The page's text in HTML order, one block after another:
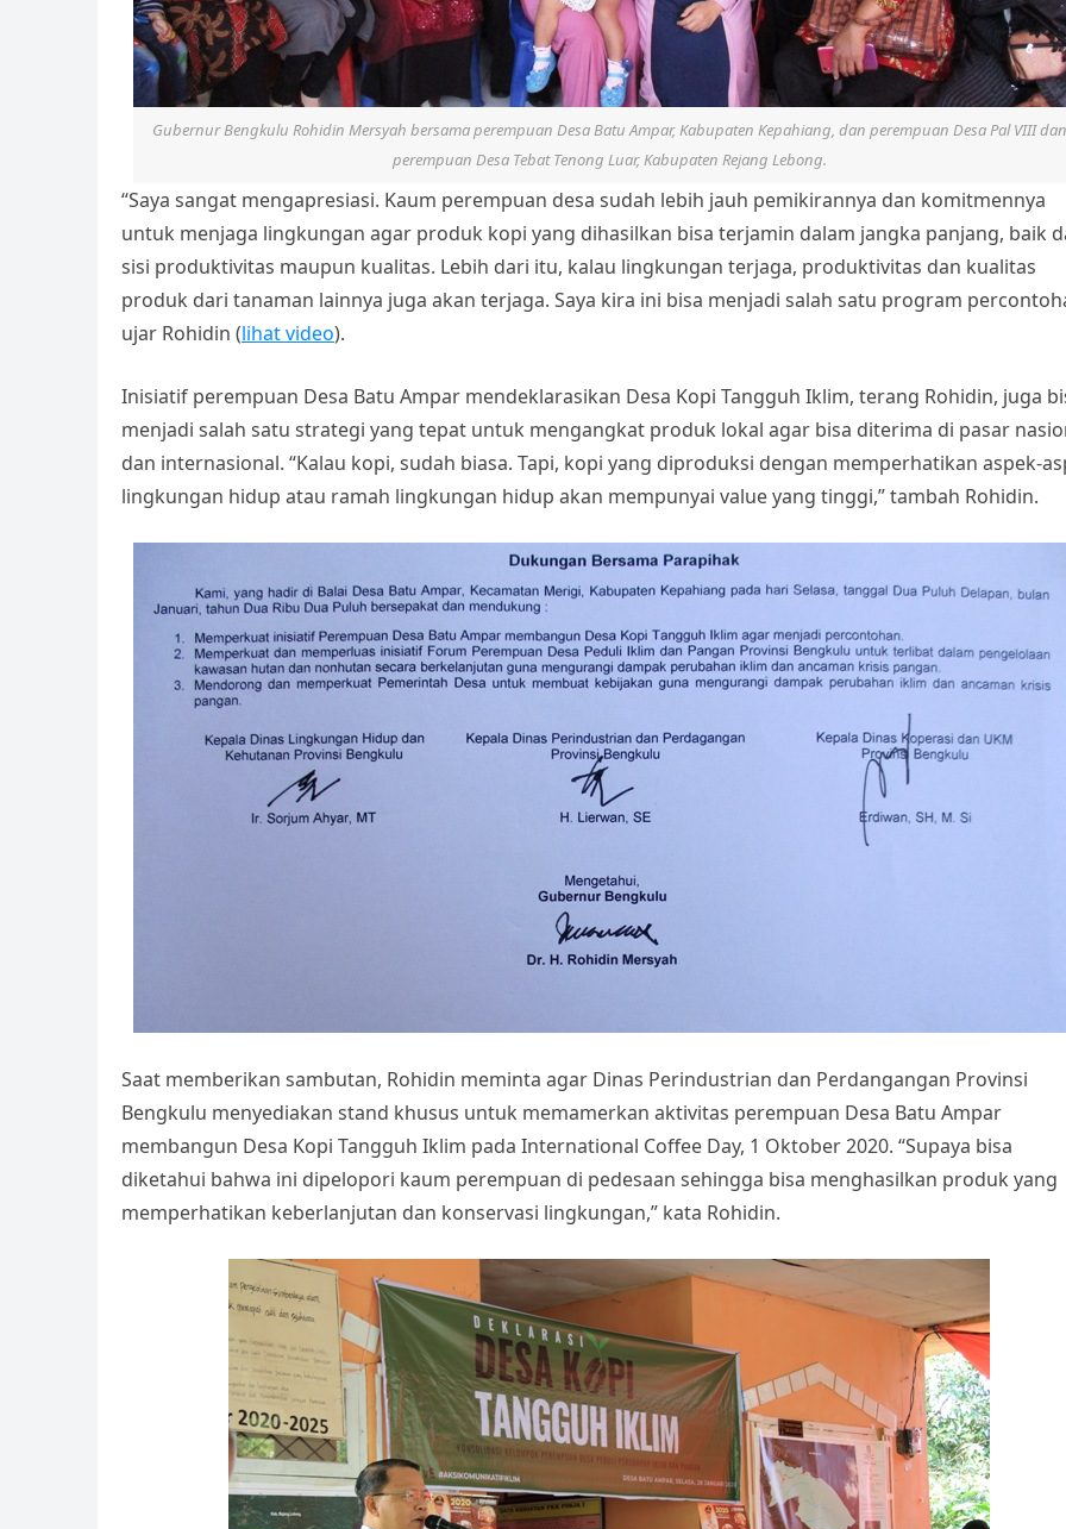
Gubernur Bengkulu Rohidin Mersyah bersama perempuan Desa Batu Ampar, Kabupaten Kepahiang, dan perempuan Desa Pal VIII dan
perempuan Desa Tebat Tenong Luar, Kabupaten Rejang Lebong.
“Saya sangat mengapresiasi. Kaum perempuan desa sudah lebih jauh pemikirannya dan komitmennya
untuk menjaga lingkungan agar produk kopi yang dihasilkan bisa terjamin dalam jangka panjang, baik
sisi produktivitas maupun kualitas. Lebih dari itu, kalau lingkungan terjaga, produktivitas dan kualitas
produk dari tanaman lainnya juga akan terjaga. Saya kira ini bisa menjadi salah satu program
ujar Rohidin (lihat video).
Inisiatif perempuan Desa Batu Ampar mendeklarasikan Desa Kopi Tangguh Iklim, terang Rohidin, juga
menjadi salah satu strategi yang tepat untuk mengangkat produk lokal agar bisa diterima di pasar
dan internasional. “Kalau kopi, sudah biasa. Tapi, kopi yang diproduksi dengan memperhatikan aspek-
lingkungan hidup atau ramah lingkungan hidup akan mempunyai value yang tinggi,” tambah Rohidin.
Saat memberikan sambutan, Rohidin meminta agar Dinas Perindustrian dan Perdangangan Provinsi
Bengkulu menyediakan stand khusus untuk memamerkan aktivitas perempuan Desa Batu Ampar
membangun Desa Kopi Tangguh Iklim pada International Coffee Day, 1 Oktober 2020. “Supaya bisa
diketahui bahwa ini dipelopori kaum perempuan di pedesaan sehingga bisa menghasilkan produk yang
memperhatikan keberlanjutan dan konservasi lingkungan,” kata Rohidin.